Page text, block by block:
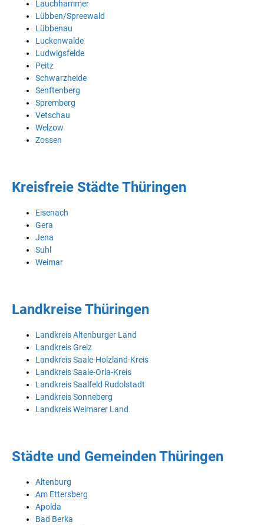
Lauchhammer
Lübben/Spreewald
Lübbenau
Luckenwalde
Ludwigsfelde
Peitz
Schwarzheide
Senftenberg
Spremberg
Vetschau
Welzow
Zossen
Kreisfreie Städte Thüringen
Eisenach
Gera
Jena
Suhl
Weimar
Landkreise Thüringen
Landkreis Altenburger Land
Landkreis Greiz
Landkreis Saale-Holzland-Kreis
Landkreis Saale-Orla-Kreis
Landkreis Saalfeld Rudolstadt
Landkreis Sonneberg
Landkreis Weimarer Land
Städte und Gemeinden Thüringen
Altenburg
Am Ettersberg
Apolda
Bad Berka